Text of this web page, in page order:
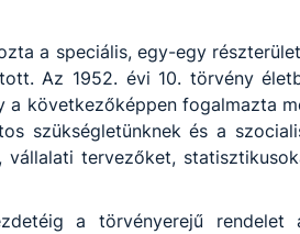
a speciális, egy-egy
Az 1952. évi 10. törvény
következőképpen fogalmazta
szükségletünknek és a
tervezőket,
a törvényerejű rendelet